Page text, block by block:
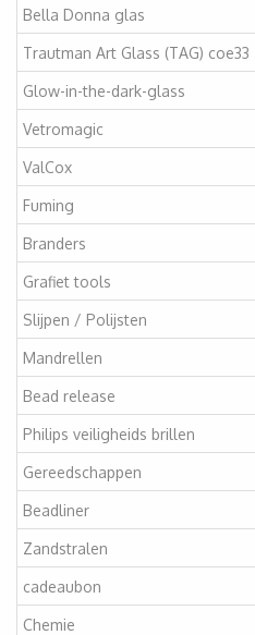
Bella Donna glas
Trautman Art Glass (TAG) coe33
Glow-in-the-dark-glass
Vetromagic
ValCox
Fuming
Branders
Grafiet tools
Slijpen / Polijsten
Mandrellen
Bead release
Philips veiligheids brillen
Gereedschappen
Beadliner
Zandstralen
cadeaubon
Chemie